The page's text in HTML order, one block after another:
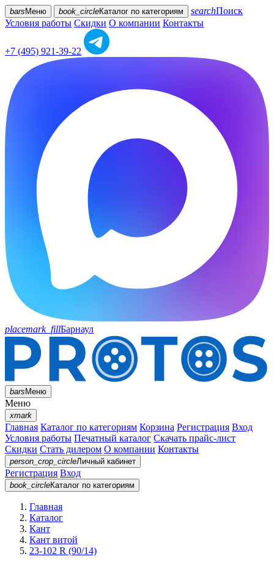
bars Меню book_circleКаталог по категориям searchПоиск
Условия работы Скидки О компании Контакты
+7 (495) 921-39-22
placemark_fillБарнаул
barsМеню
Меню
xmark
Главная Каталог по категориям Корзина Регистрация Вход
Условия работы Печатный каталог Скачать прайс-лист
Скидки Стать дилером О компании Контакты
person_crop_circleЛичный кабинет
Регистрация Вход
book_circleКаталог по категориям
Главная
Каталог
Кант
Кант витой
23-102 R (90/14)